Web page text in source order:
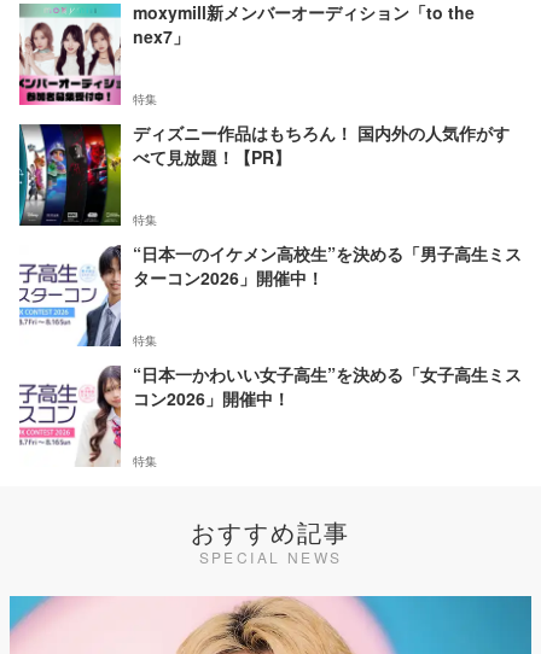
moxymill新メンバーオーディション「to the
nex7」
特集
ディズニー作品はもちろん！ 国内外の人気作がす
べて見放題！【PR】
特集
“日本一のイケメン高校生”を決める「男子高生ミス
ターコン2026」開催中！
特集
“日本一かわいい女子高生”を決める「女子高生ミス
コン2026」開催中！
特集
おすすめ記事
SPECIAL NEWS